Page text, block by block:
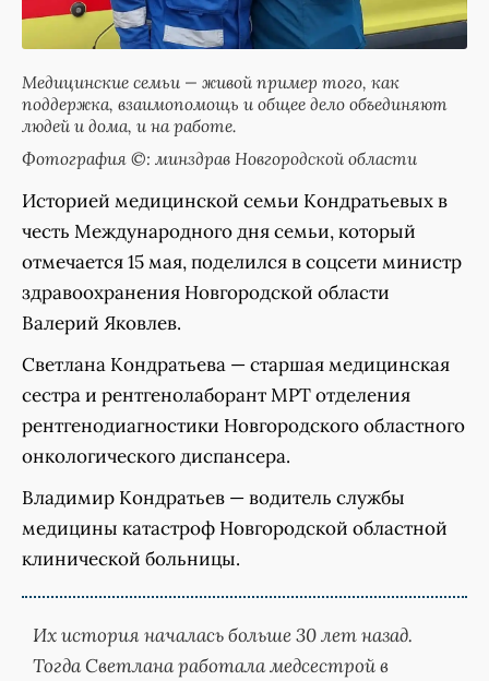
Медицинские семьи — живой пример того, как
поддержка, взаимопомощь и общее дело объединяют
людей и дома, и на работе.
Фотография ©: минздрав Новгородской области
Историей медицинской семьи Кондратьевых в
честь Международного дня семьи, который
отмечается 15 мая, поделился в соцсети министр
здравоохранения Новгородской области
Валерий Яковлев.
Светлана Кондратьева — старшая медицинская
сестра и рентгенолаборант МРТ отделения
рентгенодиагностики Новгородского областного
онкологического диспансера.
Владимир Кондратьев — водитель службы
медицины катастроф Новгородской областной
клинической больницы.
Их история началась больше 30 лет назад.
Тогда Светлана работала медсестрой в